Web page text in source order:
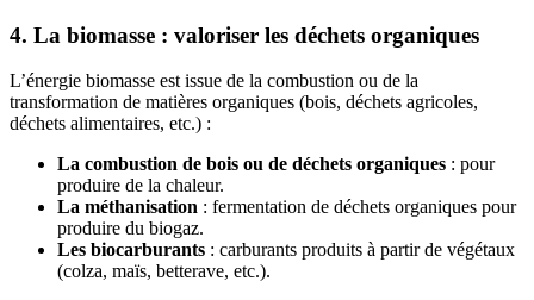
4. La biomasse : valoriser les déchets organiques
L’énergie biomasse est issue de la combustion ou de la
transformation de matières organiques (bois, déchets agricoles,
déchets alimentaires, etc.) :
La combustion de bois ou de déchets organiques : pour
produire de la chaleur.
La méthanisation : fermentation de déchets organiques pour
produire du biogaz.
Les biocarburants : carburants produits à partir de végétaux
(colza, maïs, betterave, etc.).